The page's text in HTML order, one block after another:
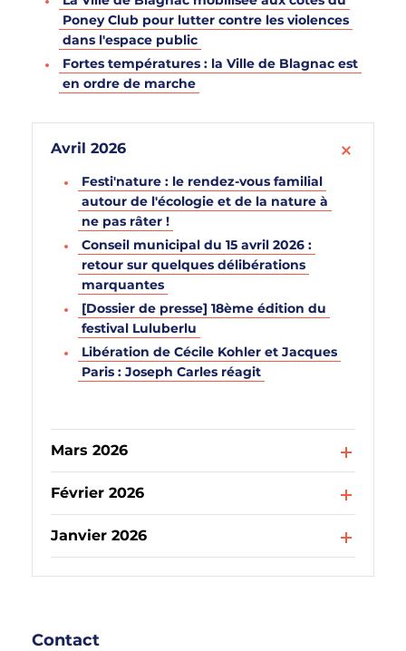
Poney Club pour lutter contre les violences
dans l'espace public
Fortes températures : la Ville de Blagnac est
en ordre de marche
Avril 2026
Festi'nature : le rendez-vous familial
autour de l'écologie et de la nature à
ne pas râter !
Conseil municipal du 15 avril 2026 :
retour sur quelques délibérations
marquantes
[Dossier de presse] 18ème édition du
festival Luluberlu
Libération de Cécile Kohler et Jacques
Paris : Joseph Carles réagit
Mars 2026
Février 2026
Janvier 2026
Contact